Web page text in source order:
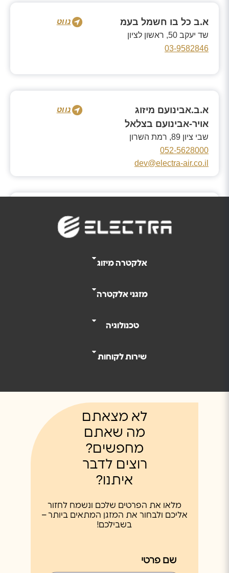
א.ב כל בו חשמל בעמ
נווט
שד יעקב 50, ראשון לציון
03-9582846
א.ב.אבינועם מיזוג
אויר-אבינועם בצלאל
נווט
שבי ציון 89, רמת השרון
052-5628000
dev@electra-air.co.il
א.ע.אלון החשמל בעמ
הנורית 2, רחובות
054-4337126
אבו זאיד מזגנים- מרואן
אלקטרה מיזוג
מזגני אלקטרה
טכנולוגיה
שירות לקוחות
לא מצאתם
מה שאתם
מחפשים?
רוצים לדבר
איתנו?
מלאו את הפרטים שלכם ונשמח לחזור
אליכם ולבחור את המזגן המתאים ביותר –
בשבילכם!
שם פרטי